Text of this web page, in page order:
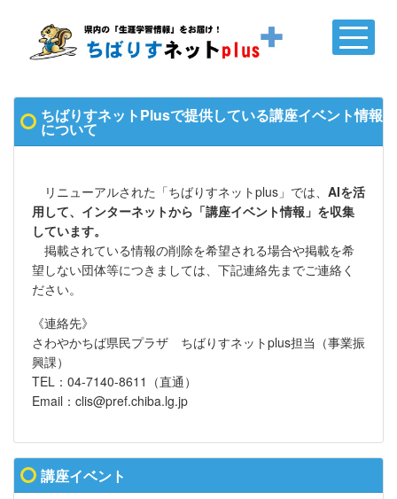
ちばりすネットPlusで提供している講座イベント情報
について
リニューアルされた「ちばりすネットplus」では、 AIを活
用して、インターネットから「講座イベント情報」を収集
しています。
掲載されている情報の削除を希望される場合や掲載を希
望しない団体等につきましては、下記連絡先までご連絡く
ださい。
《連絡先》
さわやかちば県民プラザ ちばりすネットplus担当（事業振
興課）
TEL：04-7140-8611（直通）
Email：clis@pref.chiba.lg.jp
講座イベント